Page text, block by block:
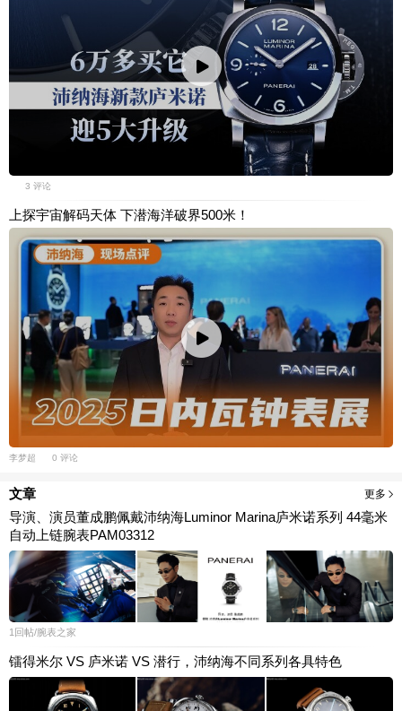
3 评论
上探宇宙解码天体 下潜海洋破界500米！
李梦超 0 评论
文章 更多
导演、演员董成鹏佩戴沛纳海Luminor Marina庐米诺系列 44毫米
自动上链腕表PAM03312
1 回帖/腕表之家
镭得米尔 VS 庐米诺 VS 潜行，沛纳海不同系列各具特色